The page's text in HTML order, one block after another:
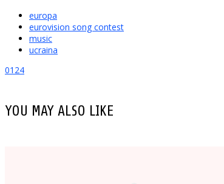
europa
eurovision song contest
music
ucraina
0124
YOU MAY ALSO LIKE